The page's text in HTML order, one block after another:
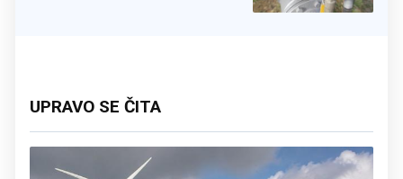
UPRAVO SE ČITA